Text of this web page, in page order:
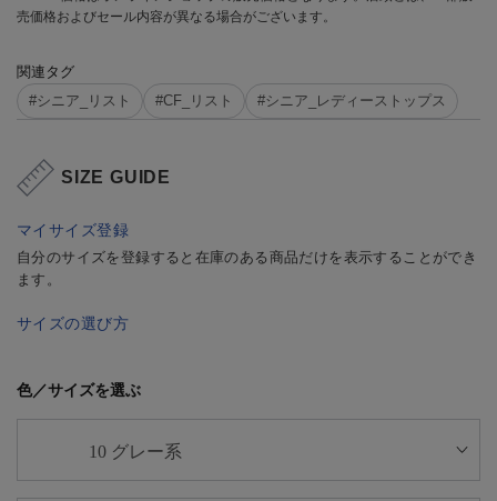
売価格およびセール内容が異なる場合がございます。
関連タグ
#シニア_リスト
#CF_リスト #シニア_レディーストップス
SIZE GUIDE
マイサイズ登録
自分のサイズを登録すると在庫のある商品だけを表示することができ
ます。
サイズの選び方
色／サイズを選ぶ